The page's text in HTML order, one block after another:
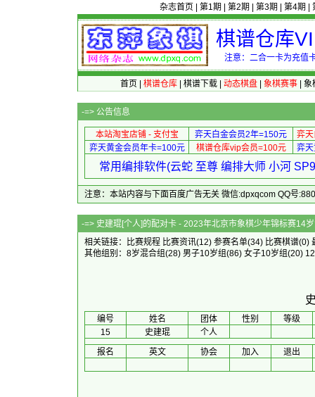
杂志首页 第1期 第2期 第3期 第4期
棋谱仓库
注意：二合一卡为充值
首页 棋谱仓库| 棋谱下载| 动态棋盘| 象棋赛事| 象
-=> 公告信息
本站淘宝店铺 - 支付宝 弈天白金会员2年=150元
弈
弈天黄金会员年卡=100元
棋谱仓库vip会员=100元 弈
常用编排软件(云蛇 至尊 编排大师 小河
注意：本站内容与下面百度广告无关 微信:dpxqcom QQ号
-=> 史建琨[个人]的配对卡 - 2023年北
相关链接：
比赛规程 比赛资讯(12) 参赛名单(34) 比赛棋谱(0)
其他组别： 8岁混合组(28) 男子10岁组(86) 女子10岁组(20)
编号 姓名 团体 性别
等级
15
史建琨
个人
报名
英文 协会 加入 退出